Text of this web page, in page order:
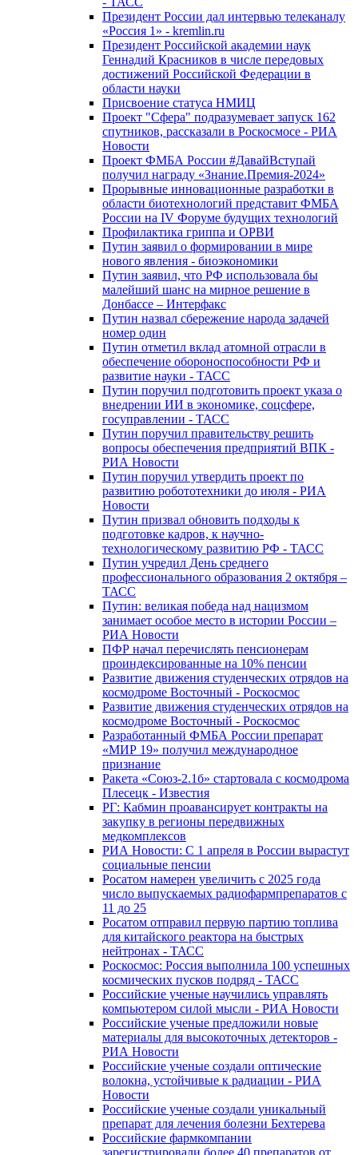
Президент России дал интервью телеканалу
«Россия 1» - kremlin.ru
Президент Российской академии наук
Геннадий Красников в числе передовых
достижений Российской Федерации в
области науки
Присвоение статуса НМИЦ
Проект "Сфера" подразумевает запуск 162
спутников, рассказали в Роскосмосе - РИА
Новости
Проект ФМБА России #ДавайВступай
получил награду «Знание.Премия-2024»
Прорывные инновационные разработки в
области биотехнологий представит ФМБА
России на IV Форуме будущих технологий
Профилактика гриппа и ОРВИ
Путин заявил о формировании в мире
нового явления - биоэкономики
Путин заявил, что РФ использовала бы
малейший шанс на мирное решение в
Донбассе – Интерфакс
Путин назвал сбережение народа задачей
номер один
Путин отметил вклад атомной отрасли в
обеспечение обороноспособности РФ и
развитие науки - ТАСС
Путин поручил подготовить проект указа о
внедрении ИИ в экономике, соцсфере,
госуправлении - ТАСС
Путин поручил правительству решить
вопросы обеспечения предприятий ВПК -
РИА Новости
Путин поручил утвердить проект по
развитию робототехники до июля - РИА
Новости
Путин призвал обновить подходы к
подготовке кадров, к научно-
технологическому развитию РФ - ТАСС
Путин учредил День среднего
профессионального образования 2 октября –
ТАСС
Путин: великая победа над нацизмом
занимает особое место в истории России –
РИА Новости
ПФР начал перечислять пенсионерам
проиндексированные на 10% пенсии
Развитие движения студенческих отрядов на
космодроме Восточный - Роскосмос
Развитие движения студенческих отрядов на
космодроме Восточный - Роскосмос
Разработанный ФМБА России препарат
«МИР 19» получил международное
признание
Ракета «Союз-2.1б» стартовала с космодрома
Плесецк - Известия
РГ: Кабмин проавансирует контракты на
закупку в регионы передвижных
медкомплексов
РИА Новости: С 1 апреля в России вырастут
социальные пенсии
Росатом намерен увеличить с 2025 года
число выпускаемых радиофармпрепаратов с
11 до 25
Росатом отправил первую партию топлива
для китайского реактора на быстрых
нейтронах - ТАСС
Роскосмос: Россия выполнила 100 успешных
космических пусков подряд - ТАСС
Российские ученые научились управлять
компьютером силой мысли - РИА Новости
Российские ученые предложили новые
материалы для высокоточных детекторов -
РИА Новости
Российские ученые создали оптические
волокна, устойчивые к радиации - РИА
Новости
Российские ученые создали уникальный
препарат для лечения болезни Бехтерева
Российские фармкомпании
зарегистрировали более 40 препаратов от